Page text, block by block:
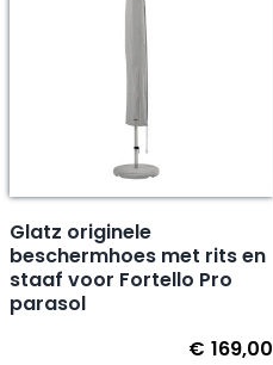
Glatz originele
beschermhoes met rits en
staaf voor Fortello Pro
parasol
€ 169,00